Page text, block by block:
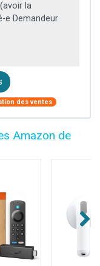
la
e Demandeur
des ventes
Amazon de